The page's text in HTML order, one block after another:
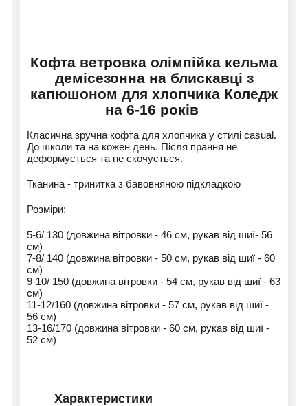
Кофта ветровка олімпійка кельма
демісезонна на блискавці з
капюшоном для хлопчика Коледж
на 6-16 років
Класична зручна кофта для хлопчика у стилі casual.
До школи та на кожен день. Після прання не
деформується та не скочується.
Тканина - тринитка з бавовняною підкладкою
Розміри:
5-6/ 130 (довжина вітровки - 46 см, рукав від шиї- 56
см)
7-8/ 140 (довжина вітровки - 50 см, рукав від шиї - 60
см)
9-10/ 150 (довжина вітровки - 54 см, рукав від шиї - 63
см)
11-12/160 (довжина вітровки - 57 см, рукав від шиї -
56 см)
13-16/170 (довжина вітровки - 60 см, рукав від шиї -
52 см)
Характеристики